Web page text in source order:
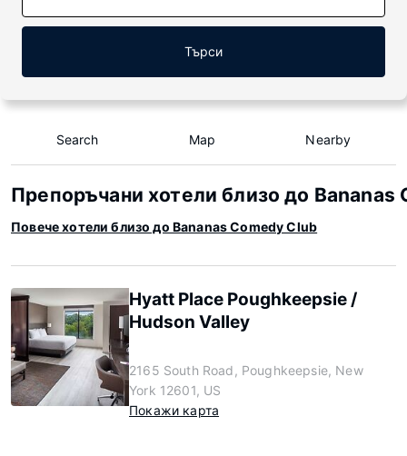
Търси
Search Map Nearby
Препоръчани хотели близо до Bananas
Повече хотели близо до Bananas Comedy Club
Hyatt Place Poughkeepsie /
Hudson Valley
2165 South Road, Poughkeepsie, New
York 12601, US
Покажи карта